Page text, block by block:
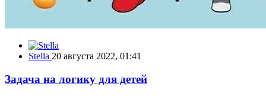
Stella 20 августа 2022, 01:41
Задача на логику для детей